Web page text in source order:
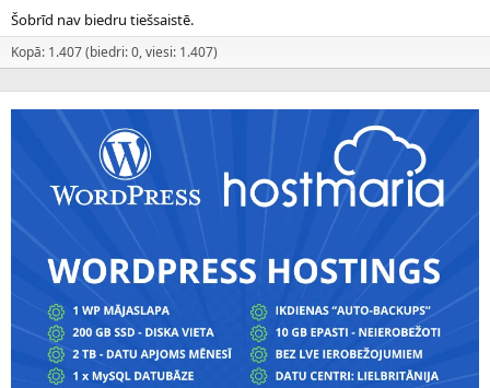
Šobrīd nav biedru tiešsaistē.
Kopā: 1.407 (biedri: 0, viesi: 1.407)